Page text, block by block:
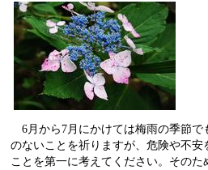
6 月から 7 月にかけては梅雨の季節
のないことを祈りますが、危険や不
ことを第一に考えてください。その